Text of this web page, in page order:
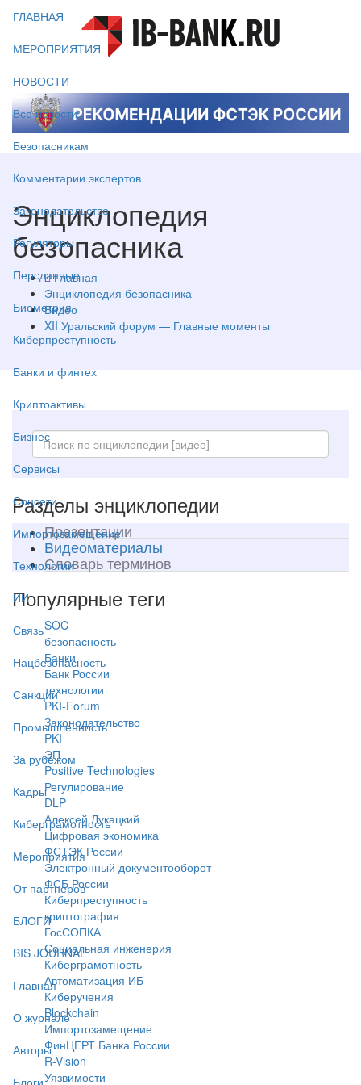
ГЛАВНАЯ
МЕРОПРИЯТИЯ
НОВОСТИ
Все новости
Безопасникам
Комментарии экспертов
Законодательство
Регуляторы
Персданные
Биометрия
Киберпреступность
Банки и финтех
Криптоактивы
Бизнес
Сервисы
Соцсети
Импортозамещение
Технологии
ИИ
Связь
Нацбезопасность
Санкции
Промышленность
За рубежом
Кадры
Киберграмотность
Мероприятия
От партнёров
БЛОГИ
BIS JOURNAL
Главная
О журнале
Авторы
Блоги
Энциклопедия
безопасника
Главная
Энциклопедия безопасника
Видео
XII Уральский форум — Главные моменты
Разделы энциклопедии
Презентации
Видеоматериалы
Словарь терминов
Популярные теги
SOC
безопасность
Банки
Банк России
технологии
PKI-Forum
Законодательство
PKI
ЭП
Positive Technologies
Регулирование
DLP
Алексей Лукацкий
Цифровая экономика
ФСТЭК России
Электронный документооборот
ФСБ России
Киберпреступность
криптография
ГосСОПКА
Социальная инженерия
Киберграмотность
Автоматизация ИБ
Киберучения
Blockchain
Импортозамещение
ФинЦЕРТ Банка России
R-Vision
Уязвимости